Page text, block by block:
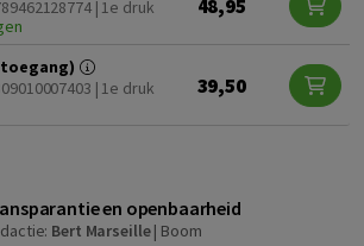
| 1e druk
48,95
toegang)
| 1e druk
39,50
en openbaarheid
Bert Marseille| Boom